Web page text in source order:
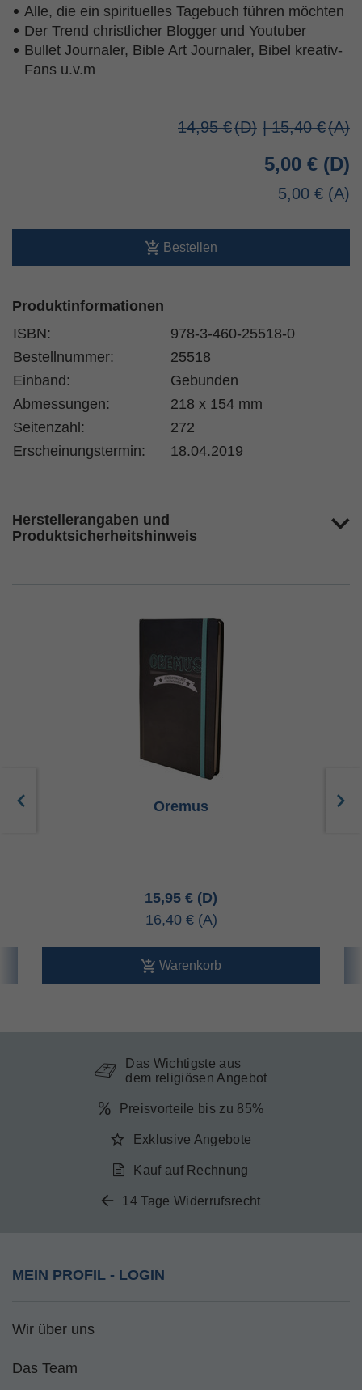
Alle, die ein spirituelles Tagebuch führen möchten
Der Trend christlicher Blogger und Youtuber
Bullet Journaler, Bible Art Journaler, Bibel kreativ-
Fans u.v.m
14,95 € | 15,40 €
5,00 €
5,00 €
Bestellen
Produktinformationen
ISBN:
978-3-460-25518-0
Bestellnummer:
25518
Einband:
Gebunden
Abmessungen:
218 x 154 mm
Seitenzahl:
272
Erscheinungstermin:
18.04.2019
Herstellerangaben und
Produktsicherheitshinweis
Oremus
15,95 €
16,40 €
Warenkorb
Das Wichtigste aus
dem religiösen Angebot
Preisvorteile bis zu 85%
Exklusive Angebote
Kauf auf Rechnung
14 Tage Widerrufsrecht
MEIN PROFIL - LOGIN
Wir über uns
Das Team